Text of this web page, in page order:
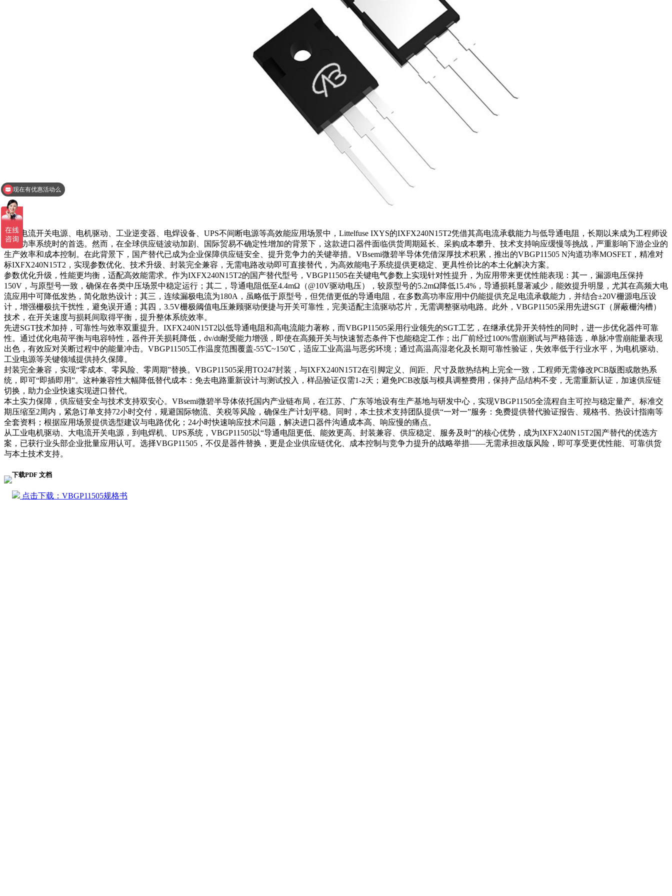
在大电流开关电源、电机驱动、工业逆变器、电焊设备、UPS不间断电源等高效能应用场景中，Littelfuse IXYS的IXFX240N15T2凭借其高电流承载能力与低导通电阻，长期以来成为工程师设
计高功率系统时的首选。然而，在全球供应链波动加剧、国际贸易不确定性增加的背景下，这款进口器件面临供货周期延长、采购成本攀升、技术支持响应缓慢等挑战，严重影响下游企业的
生产效率和成本控制。在此背景下，国产替代已成为企业保障供应链安全、提升竞争力的关键举措。VBsemi微碧半导体凭借深厚技术积累，推出的VBGP11505 N沟道功率MOSFET，精准对
标IXFX240N15T2，实现参数优化、技术升级、封装完全兼容，无需电路改动即可直接替代，为高效能电子系统提供更稳定、更具性价比的本土化解决方案。
参数优化升级，性能更均衡，适配高效能需求。作为IXFX240N15T2的国产替代型号，VBGP11505在关键电气参数上实现针对性提升，为应用带来更优性能表现：其一，漏源电压保持
150V，与原型号一致，确保在各类中压场景中稳定运行；其二，导通电阻低至4.4mΩ（@10V驱动电压），较原型号的5.2mΩ降低15.4%，导通损耗显著减少，能效提升明显，尤其在高频大电
流应用中可降低发热，简化散热设计；其三，连续漏极电流为180A，虽略低于原型号，但凭借更低的导通电阻，在多数高功率应用中仍能提供充足电流承载能力，并结合±20V栅源电压设
计，增强栅极抗干扰性，避免误开通；其四，3.5V栅极阈值电压兼顾驱动便捷与开关可靠性，完美适配主流驱动芯片，无需调整驱动电路。此外，VBGP11505采用先进SGT（屏蔽栅沟槽）
技术，在开关速度与损耗间取得平衡，提升整体系统效率。
先进SGT技术加持，可靠性与效率双重提升。IXFX240N15T2以低导通电阻和高电流能力著称，而VBGP11505采用行业领先的SGT工艺，在继承优异开关特性的同时，进一步优化器件可靠
性。通过优化电荷平衡与电容特性，器件开关损耗降低，dv/dt耐受能力增强，即使在高频开关与快速暂态条件下也能稳定工作；出厂前经过100%雪崩测试与严格筛选，单脉冲雪崩能量表现
出色，有效应对关断过程中的能量冲击。VBGP11505工作温度范围覆盖-55℃~150℃，适应工业高温与恶劣环境；通过高温高湿老化及长期可靠性验证，失效率低于行业水平，为电机驱动、
工业电源等关键领域提供持久保障。
封装完全兼容，实现“零成本、零风险、零周期”替换。VBGP11505采用TO247封装，与IXFX240N15T2在引脚定义、间距、尺寸及散热结构上完全一致，工程师无需修改PCB版图或散热系
统，即可“即插即用”。这种兼容性大幅降低替代成本：免去电路重新设计与测试投入，样品验证仅需1-2天；避免PCB改版与模具调整费用，保持产品结构不变，无需重新认证，加速供应链
切换，助力企业快速实现进口替代。
本土实力保障，供应链安全与技术支持双安心。VBsemi微碧半导体依托国内产业链布局，在江苏、广东等地设有生产基地与研发中心，实现VBGP11505全流程自主可控与稳定量产。标准交
期压缩至2周内，紧急订单支持72小时交付，规避国际物流、关税等风险，确保生产计划平稳。同时，本土技术支持团队提供“一对一”服务：免费提供替代验证报告、规格书、热设计指南等
全套资料；根据应用场景提供选型建议与电路优化；24小时快速响应技术问题，解决进口器件沟通成本高、响应慢的痛点。
从工业电机驱动、大电流开关电源，到电焊机、UPS系统，VBGP11505以“导通电阻更低、能效更高、封装兼容、供应稳定、服务及时”的核心优势，成为IXFX240N15T2国产替代的优选方
案，已获行业头部企业批量应用认可。选择VBGP11505，不仅是器件替换，更是企业供应链优化、成本控制与竞争力提升的战略举措——无需承担改版风险，即可享受更优性能、可靠供货
与本土技术支持。
下载PDF 文档
点击下载：VBGP11505规格书
查询相关型号报价
现在有优惠活动么